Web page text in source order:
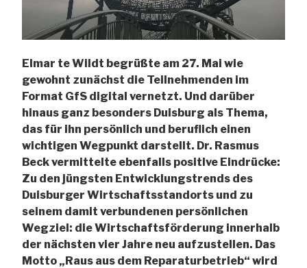
Elmar te Wildt begrüßte am 27. Mai wie
gewohnt zunächst die Teilnehmenden im
Format GfS digital vernetzt. Und darüber
hinaus ganz besonders Duisburg als Thema,
das für ihn persönlich und beruflich einen
wichtigen Wegpunkt darstellt. Dr. Rasmus
Beck vermittelte ebenfalls positive Eindrücke:
Zu den jüngsten Entwicklungstrends des
Duisburger Wirtschaftsstandorts und zu
seinem damit verbundenen persönlichen
Wegziel: die Wirtschaftsförderung innerhalb
der nächsten vier Jahre neu aufzustellen. Das
Motto „Raus aus dem Reparaturbetrieb“ wird